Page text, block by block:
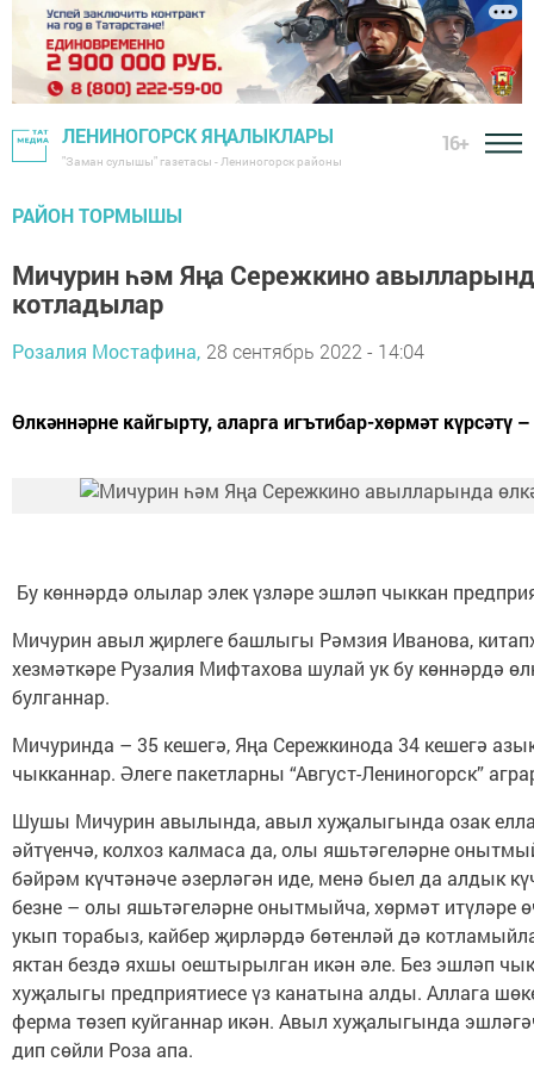
ЛЕНИНОГОРСК ЯҢАЛЫКЛАРЫ
"Заман сулышы" газетасы - Лениногорск районы
16+
РАЙОН ТОРМЫШЫ
Мичурин һәм Яңа Сережкино
котладылар
Розалия Мостафина, 28 сентябрь 2022 - 14:04
Өлкәннәрне кайгырту, аларга игътибар-хөрмәт
Бу көннәрдә олылар элек үзләре эшләп чыккан
Мичурин авыл җирлеге башлыгы Рәмзия Иванова,
хезмәткәре Рузалия Мифтахова шулай ук бу көннәрдә
булганнар.
Мичуринда – 35 кешегә, Яңа Сережкинода 34 кешегә
чыкканнар. Әлеге пакетларны “Август-Лениногорск”
Шушы Мичурин авылында, авыл хуҗалыгында озак
әйтүенчә, колхоз калмаса да, олы яшьтәгеләрне
бәйрәм күчтәнәче әзерләгән иде, менә быел да алдык
безне – олы яшьтәгеләрне онытмыйча, хөрмәт итүләре
укып торабыз, кайбер җирләрдә бөтенләй дә
яктан бездә яхшы оештырылган икән әле. Без эшләп
хуҗалыгы предприятиесе үз канатына алды. Аллага
ферма төзеп куйганнар икән. Авыл хуҗалыгында
дип сөйли Роза апа.